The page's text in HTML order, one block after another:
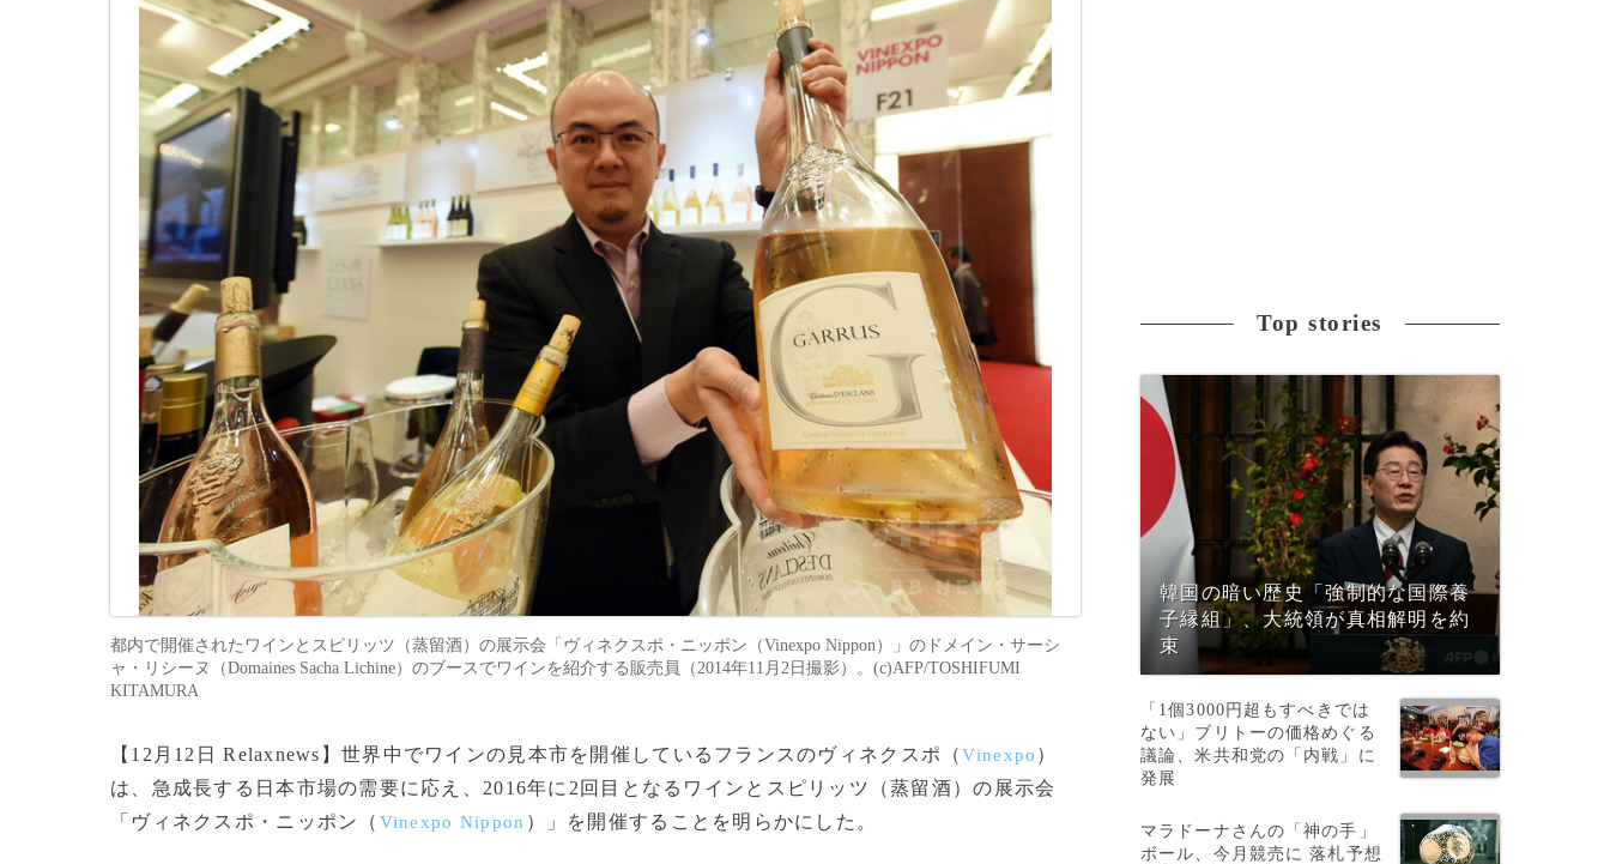
都内で開催されたワインとスピリッツ（蒸留酒）の展示会「ヴィネクスポ・ニッポン（Vinexpo Nippon）」のドメイン・サーシ
ャ・リシーヌ（Domaines Sacha Lichine）のブースでワインを紹介する販売員（2014年11月2日撮影）。(c)AFP/TOSHIFUMI
KITAMURA
【12月12日 Relaxnews】世界中でワインの見本市を開催しているフランスのヴィネクスポ（Vinexpo ）
は、急成長する日本市場の需要に応え、2016年に2回目となるワインとスピリッツ（蒸留酒）の展示会
「ヴィネクスポ・ニッポン（ Vinexpo Nippon ）」を開催することを明らかにした。
Top stories
韓国の暗い歴史「強制的な国際養
子縁組」、大統領が真相解明を約
束
「1個3000円超もすべきでは
ない」ブリトーの価格めぐる
議論、米共和党の「内戦」に
発展
マラドーナさんの「神の手」
ボール、今月競売に 落札予想